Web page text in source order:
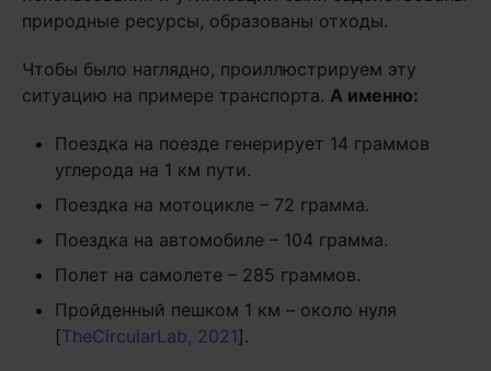
природные ресурсы, образованы отходы.
Чтобы было наглядно, проиллюстрируем эту
ситуацию на примере транспорта. А именно:
Поездка на поезде генерирует 14 граммов
углерода на 1 км пути.
Поездка на мотоцикле – 72 грамма.
Поездка на автомобиле – 104 грамма.
Полет на самолете – 285 граммов.
Пройденный пешком 1 км – около нуля
[TheCircularLab, 2021].